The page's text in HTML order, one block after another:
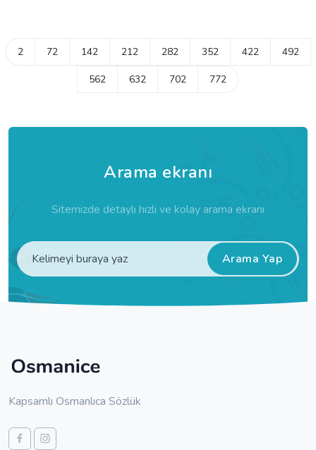
2 72 142 212 282 352 422 492
562 632 702 772
Arama ekranı
Sitemizde detaylı hızlı ve kolay arama ekranı
Arama Yap
Kapsamlı Osmanlıca Sözlük